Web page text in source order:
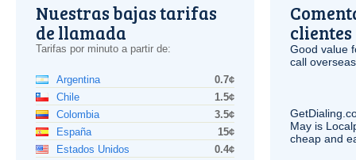
Nuestras bajas tarifas
de llamada
Tarifas por minuto a partir de:
Argentina
0.7¢
Chile
1.5¢
Colombia
3.5¢
España
15¢
Estados Unidos
0.4¢
clientes
Good value
call
May is
cheap and